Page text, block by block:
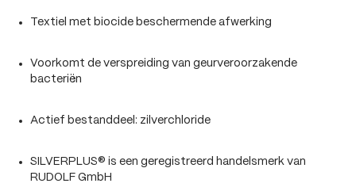
Textiel met biocide beschermende afwerking
Voorkomt de verspreiding van geurveroorzakende
bacteriën
Actief bestanddeel: zilverchloride
SILVERPLUS® is een geregistreerd handelsmerk van
RUDOLF GmbH